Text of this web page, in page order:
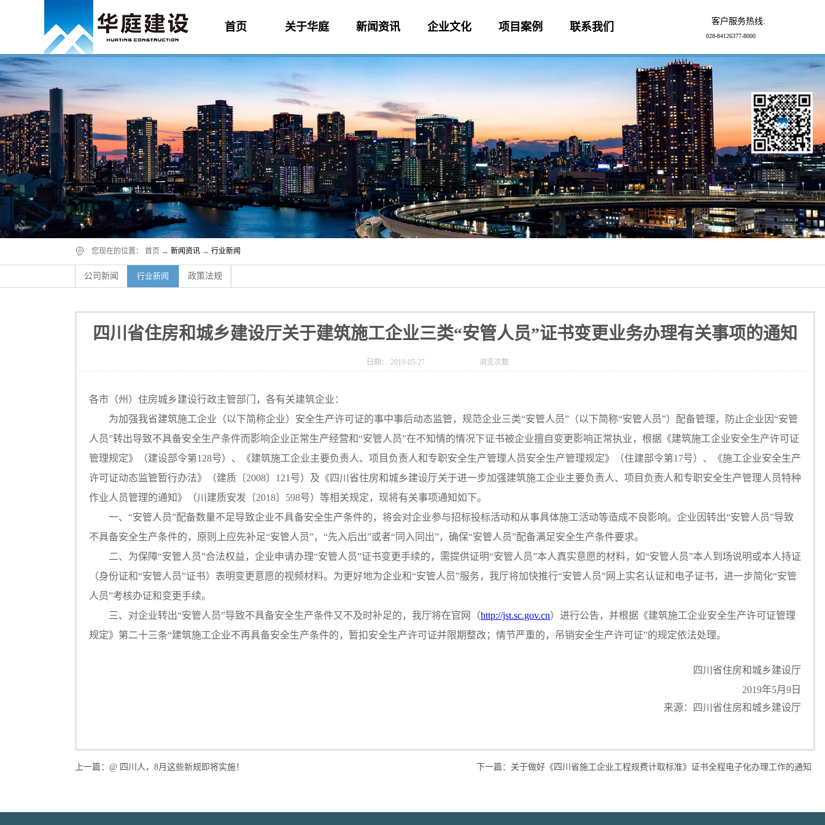
首页 关于华庭 新闻资讯 企业文化 项目案例 联系我们 客户服务热线:
028-84126377-8000
您现在的位置： 首页 → 新闻资讯 → 行业新闻
公司新闻 行业新闻 政策法规
四川省住房和城乡建设厅关于建筑施工企业三类“安管人员”证书变更业务办理有关事项的通知
日期： 2019-05-27 浏览次数:
各市（州）住房城乡建设行政主管部门，各有关建筑企业：
为加强我省建筑施工企业（以下简称企业）安全生产许可证的事中事后动态监管，规范企业三类“安管人员”（以下简称“安管人员”）配备管理，防止企业因“安管
人员”转出导致不具备安全生产条件而影响企业正常生产经营和“安管人员”在不知情的情况下证书被企业擅自变更影响正常执业，根据《建筑施工企业安全生产许可证
管理规定》（建设部令第128号）、《建筑施工企业主要负责人、项目负责人和专职安全生产管理人员安全生产管理规定》（住建部令第17号）、《施工企业安全生产
许可证动态监管暂行办法》（建质〔2008〕121号）及《四川省住房和城乡建设厅关于进一步加强建筑施工企业主要负责人、项目负责人和专职安全生产管理人员特种
作业人员管理的通知》（川建质安发〔2018〕598号）等相关规定，现将有关事项通知如下。
一、“安管人员”配备数量不足导致企业不具备安全生产条件的，将会对企业参与招标投标活动和从事具体施工活动等造成不良影响。企业因转出“安管人员”导致
不具备安全生产条件的，原则上应先补足“安管人员”，“先入后出”或者“同入同出”，确保“安管人员”配备满足安全生产条件要求。
二、为保障“安管人员”合法权益，企业申请办理“安管人员”证书变更手续的，需提供证明“安管人员”本人真实意愿的材料，如“安管人员”本人到场说明或本人持证
（身份证和“安管人员”证书）表明变更意愿的视频材料。为更好地为企业和“安管人员”服务，我厅将加快推行“安管人员”网上实名认证和电子证书，进一步简化“安管
人员”考核办证和变更手续。
三、对企业转出“安管人员”导致不具备安全生产条件又不及时补足的，我厅将在官网（http://jst.sc.gov.cn）进行公告，并根据《建筑施工企业安全生产许可证管理
规定》第二十三条“建筑施工企业不再具备安全生产条件的，暂扣安全生产许可证并限期整改；情节严重的，吊销安全生产许可证”的规定依法处理。
四川省住房和城乡建设厅
2019年5月9日
来源：四川省住房和城乡建设厅
上一篇： @ 四川人，8月这些新规即将实施！ 下一篇： 关于做好《四川省施工企业工程规费计取标准》证书全程电子化办理工作的通知
亲，扫一扫
浏览手机云网站